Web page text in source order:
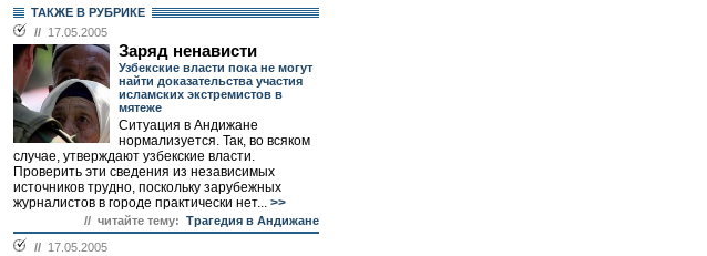
ТАКЖЕ В РУБРИКЕ
// 17.05.2005
Заряд ненависти
Узбекские власти пока не могут
найти доказательства участия
исламских экстремистов в
мятеже
Ситуация в Андижане
нормализуется. Так, во всяком
случае, утверждают узбекские власти.
Проверить эти сведения из независимых
источников трудно, поскольку зарубежных
журналистов в городе практически нет... >>
// читайте тему: Трагедия в Андижане
// 17.05.2005